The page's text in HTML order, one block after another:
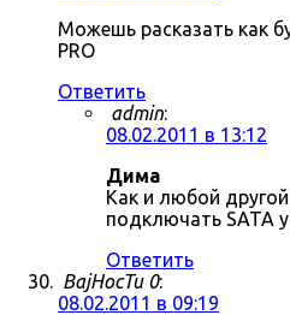
Можешь расказать как
PRO
Ответить
admin:
08.02.2011 в 13:12
Дима
Как и любой
подключать SATA
Ответить
BajHocTu 0:
08.02.2011 в 09:19